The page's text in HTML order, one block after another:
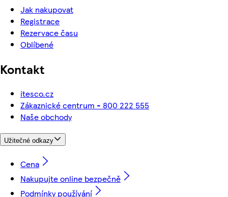
Jak nakupovat
Registrace
Rezervace času
Oblíbené
Kontakt
itesco.cz
Zákaznické centrum - 800 222 555
Naše obchody
Užitečné odkazy
Cena
Nakupujte online bezpečně
Podmínky používání